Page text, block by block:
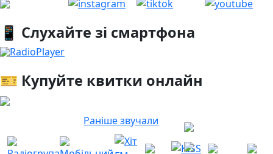
Раніше звучали
📱 Слухайте зі смартфона
RadioPlayer
🎫 Купуйте квитки онлайн